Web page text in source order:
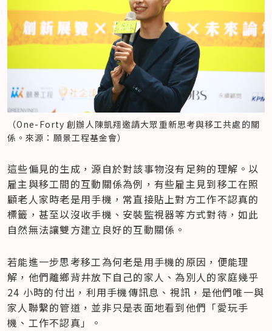
（One-Forty 創辦人陳凱翔邀請大眾重新思考與移工共處的關
係。來源：願景工程基金會）
這些偏見的生成，源自於對該事物沒有足夠的理解。以
雇主與移工間的互動關係為例，有些雇主見到移工在照
顧老人家時老是用手機，常直接貼上對方工作不認真的
標籤，甚至以沒收手機、安裝監視器等方式對待，如此
自然無法讓雙方建立良好的互動關係。
若能進一步思考移工為何老是用手機的原因，便能理
解，他們離鄉背井放下自己的家人、為別人的家庭幾乎
24 小時的付出，利用手機傳訊息、視訊，是他們唯一與
家人聯繫的管道，並非只是表面地看到他們「愛玩手
機、工作不認真」。